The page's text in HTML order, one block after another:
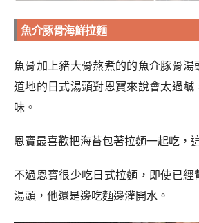
魚介豚骨海鮮拉麵
魚骨加上豬大骨熬煮的的魚介豚骨湯
道地的日式湯頭對恩寶來說會太過鹹
味。
恩寶最喜歡把海苔包著拉麵一起吃，
不過恩寶很少吃日式拉麵，即使已經
湯頭，他還是邊吃麵邊灌開水。